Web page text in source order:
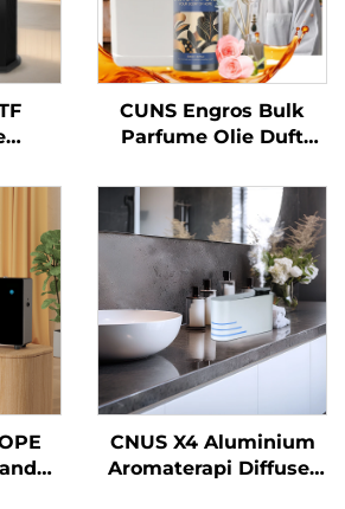
CUNS Engros Bulk
Parfume Olie Duft
Parfume Olie
Langtidsholdbar
Diffuser Machine Oil
CNUS X4 Aluminium
Aromaterapi Diffuser